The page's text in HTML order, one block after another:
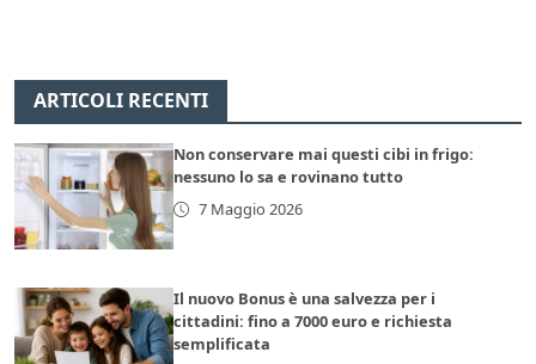
ARTICOLI RECENTI
Non conservare mai questi cibi in frigo:
nessuno lo sa e rovinano tutto
7 Maggio 2026
Il nuovo Bonus è una salvezza per i
cittadini: fino a 7000 euro e richiesta
semplificata